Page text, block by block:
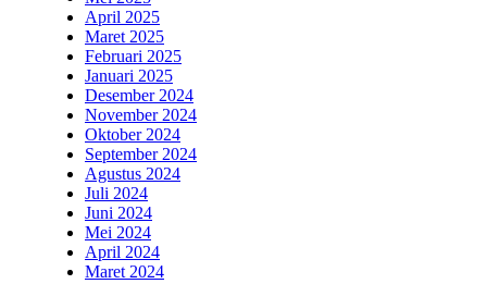
April 2025
Maret 2025
Februari 2025
Januari 2025
Desember 2024
November 2024
Oktober 2024
September 2024
Agustus 2024
Juli 2024
Juni 2024
Mei 2024
April 2024
Maret 2024